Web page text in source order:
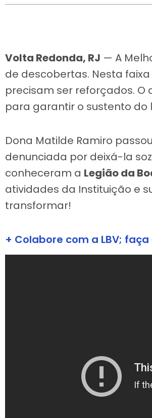
Volta Redonda, RJ — A
de descobertas. Nesta
precisam ser reforçados. O
para garantir o sustento do
Dona Matilde Ramiro
denunciada por deixá-la
conheceram a Legião da
atividades da Instituição e
transformar!
+ Colabore com a LBV;